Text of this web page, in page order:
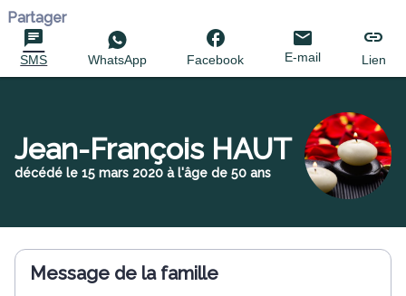
Partager
SMS WhatsApp Facebook E-mail Lien
Jean-François HAUT
décédé le 15 mars 2020 à l'âge de 50 ans
Message de la famille